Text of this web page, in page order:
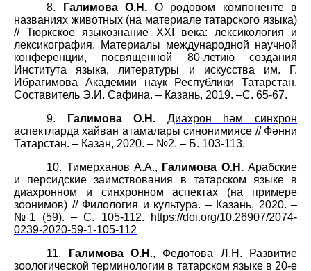
8. Галимова О.Н. О родовом компоненте в
названиях животных (на материале татарского языка)
// Тюркское языкознание XXI века: лексикология и
лексикография. Материалы международной научной
конференции, посвященной 80-летию создания
Института языка, литературы и искусства им. Г.
Ибрагимова Академии наук Республики Татарстан.
Составитель Э.И. Сафина. – Казань, 2019. –С. 65-67.
9. Галимова О.Н.
Диахрон һәм синхрон
аспектларда хайван атамалары синонимиясе // Фәнни
Татарстан. – Казан, 2020. – №2. – Б. 103-113.
10. Тимерханов А.А., Галимова О.Н.Арабские
и персидские заимствования в татарском языке в
диахронном и синхронном аспектах (на примере
зоонимов) // Филология и культура. – Казань, 2020. –
№1 (59). – С. 105-112.
https://doi.org/10.26907/2074-
0239-2020-59-1-105-112
11.
Галимова О.Н ., Федотова Л.Н. Развитие
зоологической терминологии в татарском языке в 20-е